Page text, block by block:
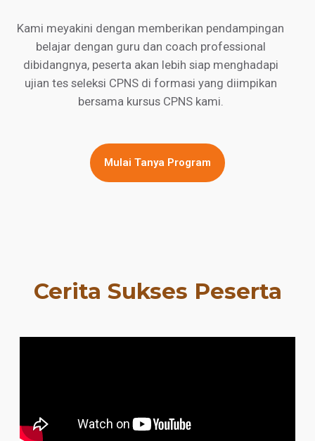
Kami meyakini dengan memberikan pendampingan
belajar dengan guru dan coach professional
dibidangnya, peserta akan lebih siap menghadapi
ujian tes seleksi CPNS di formasi yang diimpikan
bersama kursus CPNS kami.
Mulai Tanya Program
Cerita Sukses Peserta